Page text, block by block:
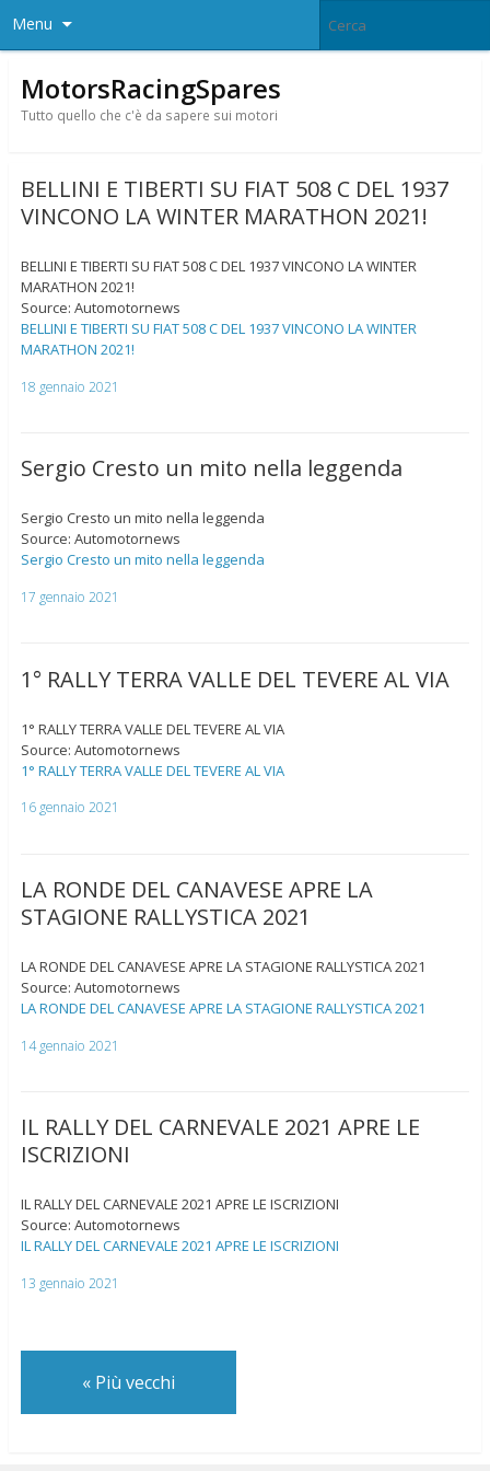
Menu
MotorsRacingSpares
Tutto quello che c'è da sapere sui motori
BELLINI E TIBERTI SU FIAT 508 C DEL 1937
VINCONO LA WINTER MARATHON 2021!
BELLINI E TIBERTI SU FIAT 508 C DEL 1937 VINCONO LA WINTER
MARATHON 2021!
Source: Automotornews
BELLINI E TIBERTI SU FIAT 508 C DEL 1937 VINCONO LA WINTER
MARATHON 2021!
18 gennaio 2021
Sergio Cresto un mito nella leggenda
Sergio Cresto un mito nella leggenda
Source: Automotornews
Sergio Cresto un mito nella leggenda
17 gennaio 2021
1° RALLY TERRA VALLE DEL TEVERE AL VIA
1° RALLY TERRA VALLE DEL TEVERE AL VIA
Source: Automotornews
1° RALLY TERRA VALLE DEL TEVERE AL VIA
16 gennaio 2021
LA RONDE DEL CANAVESE APRE LA
STAGIONE RALLYSTICA 2021
LA RONDE DEL CANAVESE APRE LA STAGIONE RALLYSTICA 2021
Source: Automotornews
LA RONDE DEL CANAVESE APRE LA STAGIONE RALLYSTICA 2021
14 gennaio 2021
IL RALLY DEL CARNEVALE 2021 APRE LE
ISCRIZIONI
IL RALLY DEL CARNEVALE 2021 APRE LE ISCRIZIONI
Source: Automotornews
IL RALLY DEL CARNEVALE 2021 APRE LE ISCRIZIONI
13 gennaio 2021
«Più vecchi